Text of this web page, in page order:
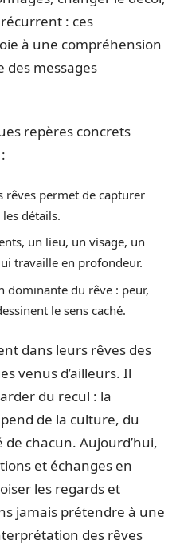
: ces
à une compréhension
des messages
repères concrets
rêves permet de capturer
détails.
un lieu, un visage, un
travaille en profondeur.
dominante du rêve : peur,
le sens caché.
dans leurs rêves des
venus d’ailleurs. Il
du recul : la
de la culture, du
chacun. Aujourd’hui,
et échanges en
les regards et
jamais prétendre à une
des rêves